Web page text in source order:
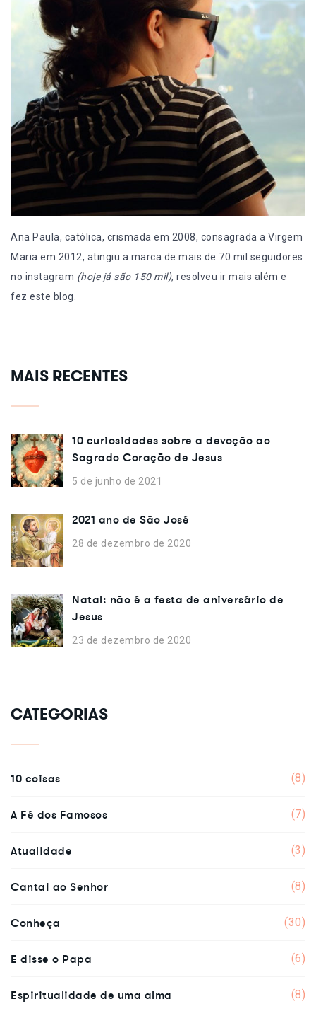
Ana Paula, católica, crismada em 2008, consagrada a Virgem
Maria em 2012, atingiu a marca de mais de 70 mil seguidores
no instagram (hoje já são 150 mil), resolveu ir mais além e
fez este blog.
MAIS RECENTES
10 curiosidades sobre a devoção ao
Sagrado Coração de Jesus
5 de junho de 2021
2021 ano de São José
28 de dezembro de 2020
Natal: não é a festa de aniversário de
Jesus
23 de dezembro de 2020
CATEGORIAS
10 coisas (8)
A Fé dos Famosos (7)
Atualidade (3)
Cantai ao Senhor (8)
Conheça (30)
E disse o Papa (6)
Espiritualidade de uma alma (8)